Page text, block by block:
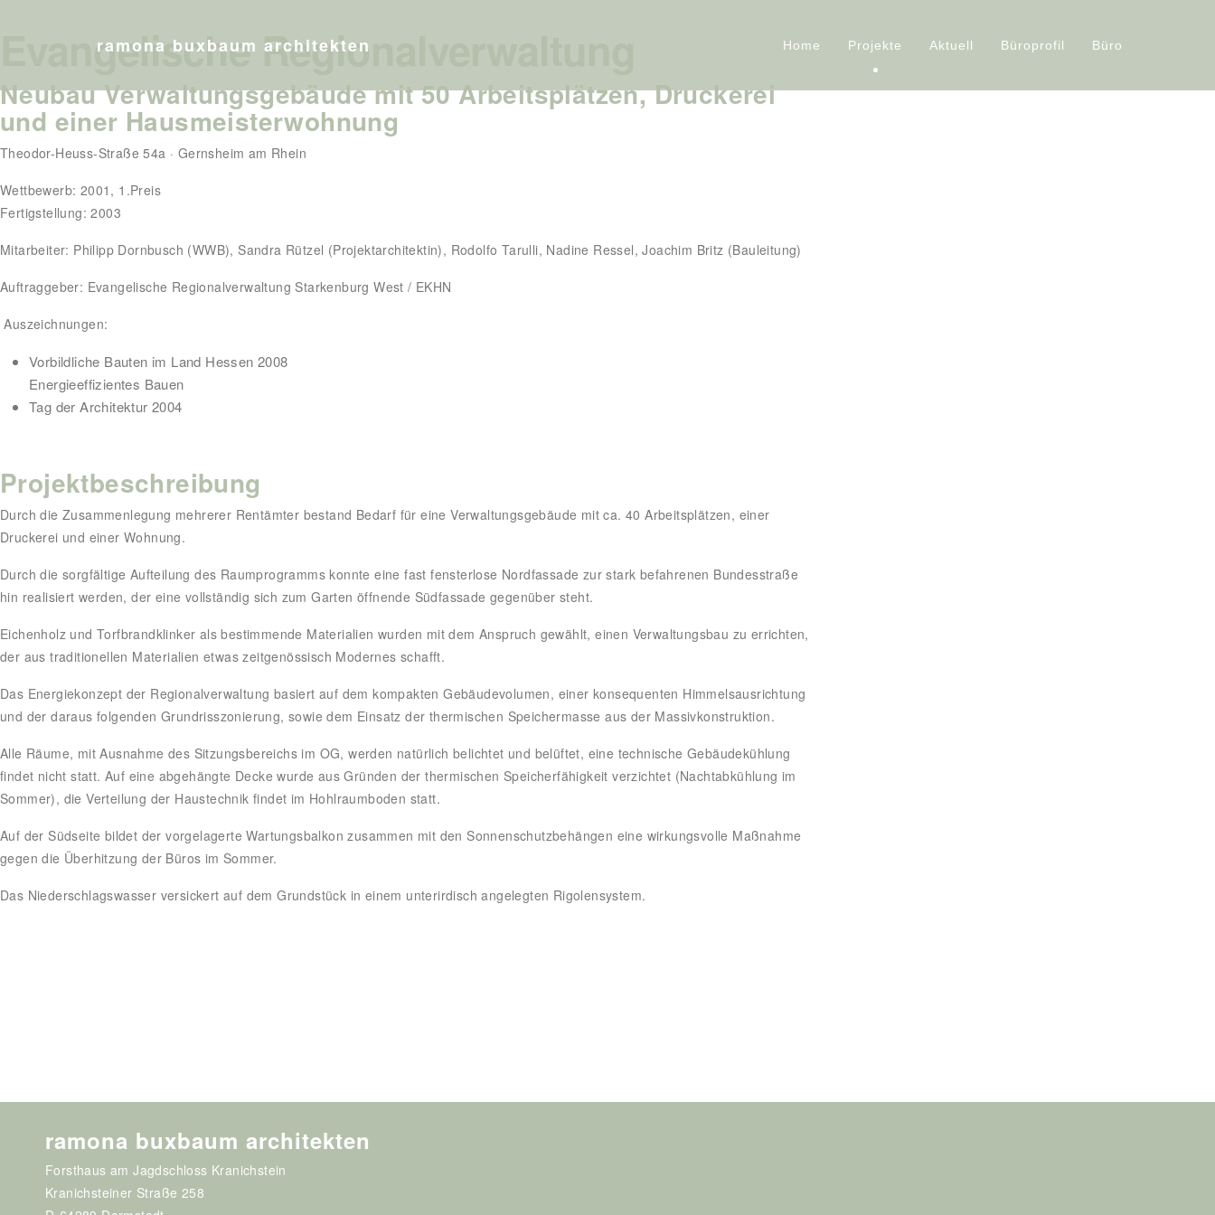
ramona buxbaum architekten Home Projekte Aktuell Büroprofil Büro
Evangelische Regionalverwaltung
Neubau Verwaltungsgebäude mit 50 Arbeitsplätzen, Druckerei
und einer Hausmeisterwohnung
Theodor-Heuss-Straße 54a · Gernsheim am Rhein
Wettbewerb: 2001, 1.Preis
Fertigstellung: 2003
Mitarbeiter: Philipp Dornbusch (WWB), Sandra Rützel (Projektarchitektin), Rodolfo Tarulli, Nadine Ressel, Joachim Britz (Bauleitung)
Auftraggeber: Evangelische Regionalverwaltung Starkenburg West / EKHN
Auszeichnungen:
Vorbildliche Bauten im Land Hessen 2008
Energieeffizientes Bauen
Tag der Architektur 2004
Projektbeschreibung
Durch die Zusammenlegung mehrerer Rentämter bestand Bedarf für eine Verwaltungsgebäude mit ca. 40 Arbeitsplätzen, einer
Druckerei und einer Wohnung.
Durch die sorgfältige Aufteilung des Raumprogramms konnte eine fast fensterlose Nordfassade zur stark befahrenen Bundesstraße
hin realisiert werden, der eine vollständig sich zum Garten öffnende Südfassade gegenüber steht.
Eichenholz und Torfbrandklinker als bestimmende Materialien wurden mit dem Anspruch gewählt, einen Verwaltungsbau zu errichten,
der aus traditionellen Materialien etwas zeitgenössisch Modernes schafft.
Das Energiekonzept der Regionalverwaltung basiert auf dem kompakten Gebäudevolumen, einer konsequenten Himmelsausrichtung
und der daraus folgenden Grundrisszonierung, sowie dem Einsatz der thermischen Speichermasse aus der Massivkonstruktion.
Alle Räume, mit Ausnahme des Sitzungsbereichs im OG, werden natürlich belichtet und belüftet, eine technische Gebäudekühlung
findet nicht statt. Auf eine abgehängte Decke wurde aus Gründen der thermischen Speicherfähigkeit verzichtet (Nachtabkühlung im
Sommer), die Verteilung der Haustechnik findet im Hohlraumboden statt.
Auf der Südseite bildet der vorgelagerte Wartungsbalkon zusammen mit den Sonnenschutzbehängen eine wirkungsvolle Maßnahme
gegen die Überhitzung der Büros im Sommer.
Das Niederschlagswasser versickert auf dem Grundstück in einem unterirdisch angelegten Rigolensystem.
ramona buxbaum architekten
Forsthaus am Jagdschloss Kranichstein
Kranichsteiner Straße 258